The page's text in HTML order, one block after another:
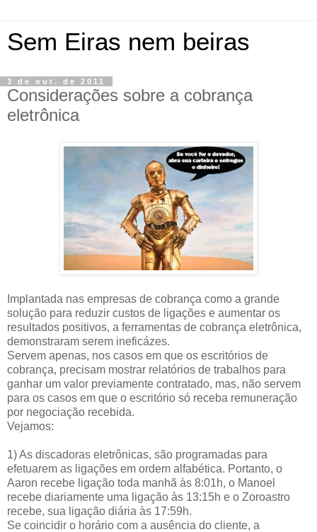
Sem Eiras nem beiras
3 de out. de 2011
Considerações sobre a cobrança
eletrônica
Implantada nas empresas de cobrança como a grande
solução para reduzir custos de ligações e aumentar os
resultados positivos, a ferramentas de cobrança eletrônica,
demonstraram serem ineficázes.
Servem apenas, nos casos em que os escritórios de
cobrança, precisam mostrar relatórios de trabalhos para
ganhar um valor previamente contratado, mas, não servem
para os casos em que o escritório só receba remuneração
por negociação recebida.
Vejamos:
1) As discadoras eletrônicas, são programadas para
efetuarem as ligações em ordem alfabética. Portanto, o
Aaron recebe ligação toda manhã às 8:01h, o Manoel
recebe diariamente uma ligação às 13:15h e o Zoroastro
recebe, sua ligação diária às 17:59h.
Se coincidir o horário com a ausência do cliente, a